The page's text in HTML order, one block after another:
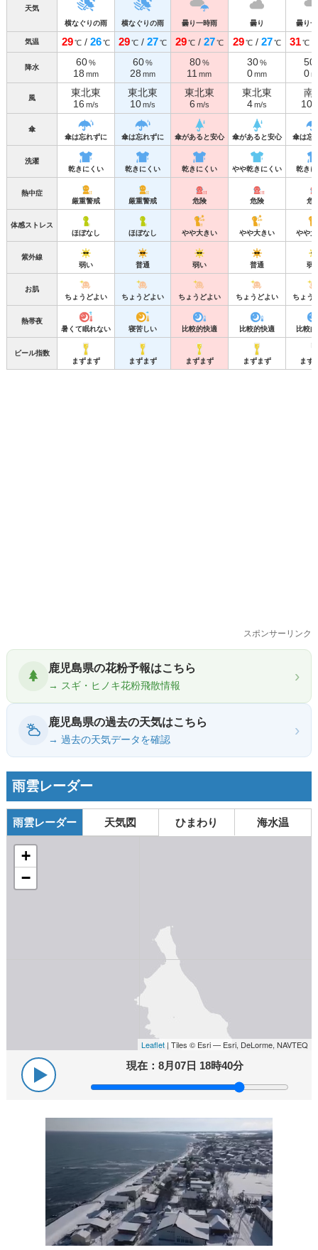
天気
横なぐりの雨
横なぐりの雨 曇り一時雨 曇り 曇り
気温 29℃/ 26℃ 29℃/ 27℃ 29℃/ 27℃ 29℃/ 27℃ 31℃/
降水 60%
18 mm
60%
28 mm
80%
11 mm
30%
0mm
50
0
風
東北東
16 m/s
東北東
10m/s
東北東
6 m/s
東北東
4m/s
南
10
傘
傘は忘れずに
傘は忘れずに 傘があると安心 傘があると安心 傘は忘
洗濯
乾きにくい
乾きにくい 乾きにくい やや乾きにくい 乾き
熱中症
厳重警戒
厳重警戒 危険 危険 危
体感ストレス
ほぼなし
ほぼなし やや大きい やや大きい やや
紫外線
弱い
普通 弱い 普通 弱
お肌
ちょうどよい
ちょうどよい ちょうどよい ちょうどよい ちょう
熱帯夜
暑くて眠れない
寝苦しい 比較的快適 比較的快適 比較
ビール指数
まずまず
まずまず まずまず まずまず まず
スポンサーリンク
鹿児島県の花粉予報はこちら
→ スギ・ヒノキ花粉飛散情報
›
鹿児島県の過去の天気はこちら
→ 過去の天気データを確認
›
雨雲レーダー
雨雲レーダー 天気図 ひまわり 海水温
+
−
Leaflet | Tiles © Esri — Esri, DeLorme, NAVTEQ
現在：8月07日 18時40分